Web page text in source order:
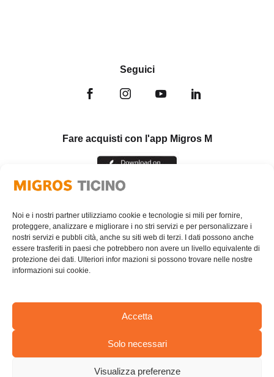
Noi e i nostri partner utilizziamo cookie e tecnologie si mili per fornire,
proteggere, analizzare e migliorare i no stri servizi e per personalizzare i
nostri servizi e pubbli cità, anche su siti web di terzi. I dati possono anche
essere trasferiti in paesi che potrebbero non avere un livello equivalente di
protezione dei dati. Ulteriori infor mazioni si possono trovare nelle nostre
informazioni sui cookie.
Accetta
Solo necessari
Visualizza preferenze
Seguici
Fare acquisti con l'app Migros M
AREA RISERVATA